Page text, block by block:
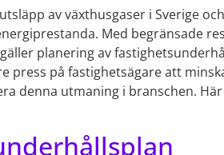
av växthusgaser i Sverige
Med begränsade
planering av
på fastighetsägare att
denna utmaning i branschen.